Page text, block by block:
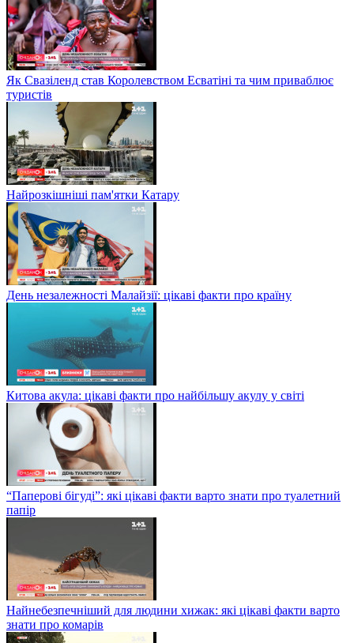
Як Свазіленд став Королевством Есватіні та чим приваблює
туристів
Найрозкішніші пам'ятки Катару
День незалежності Малайзії: цікаві факти про країну
Китова акула: цікаві факти про найбільшу акулу у світі
“Паперові бігуді”: які цікаві факти варто знати про туалетний
папір
Найнебезпечніший для людини хижак: які цікаві факти варто
знати про комарів